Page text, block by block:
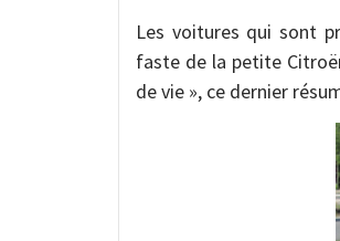
Les voitures qui sont
faste de la petite
de vie », ce dernier